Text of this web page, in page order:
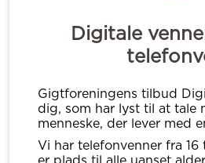
Digitale
Gigtforeningens tilbud
dig, som har lyst til at tale
menneske, der lever med
Vi har telefonvenner fra 16